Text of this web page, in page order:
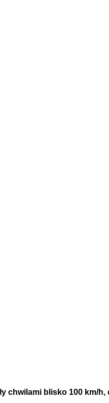
chwilami blisko 100 km/